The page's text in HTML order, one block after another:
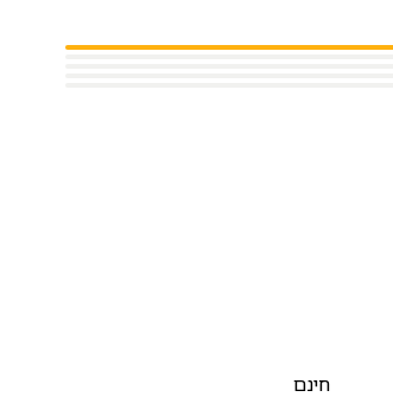
חינם